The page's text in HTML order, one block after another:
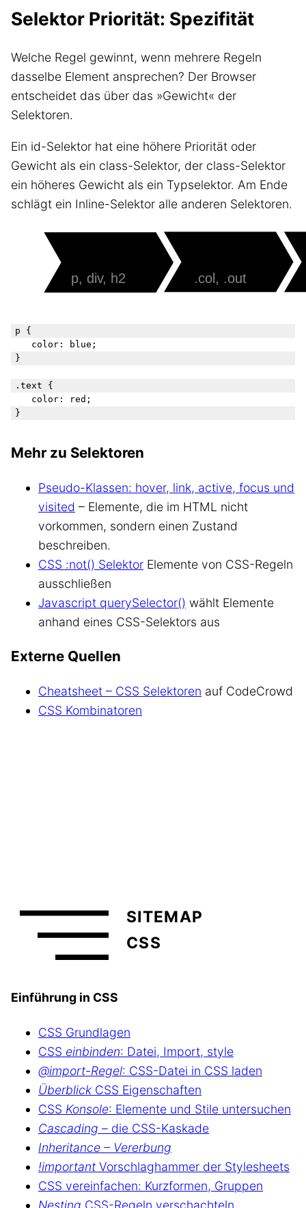
Selektor Priorität: Spezifität
Welche Regel gewinnt, wenn mehrere Regeln
dasselbe Element ansprechen? Der Browser
entscheidet das über das »Gewicht« der
Selektoren.
Ein id-Selektor hat eine höhere Priorität oder
Gewicht als ein class-Selektor, der class-Selektor
ein höheres Gewicht als ein Typselektor. Am Ende
schlägt ein Inline-Selektor alle anderen Selektoren.
p {
}
.text {
Mehr zu Selektoren
Pseudo-Klassen: hover, link, active, focus und
visited – Elemente, die im HTML nicht
vorkommen, sondern einen Zustand
beschreiben.
CSS :not() Selektor Elemente von CSS-Regeln
ausschließen
Javascript querySelector() wählt Elemente
anhand eines CSS-Selektors aus
Externe Quellen
Cheatsheet – CSS Selektoren auf CodeCrowd
CSS Kombinatoren
SITEMAP
CSS
Einführung in CSS
CSS Grundlagen
CSS einbinden: Datei, Import, style
@import-Regel: CSS-Datei in CSS laden
Überblick CSS Eigenschaften
CSS Konsole: Elemente und Stile untersuchen
Cascading – die CSS-Kaskade
Inheritance – Vererbung
!important Vorschlaghammer der Stylesheets
CSS vereinfachen: Kurzformen, Gruppen
Nesting CSS-Regeln verschachteln